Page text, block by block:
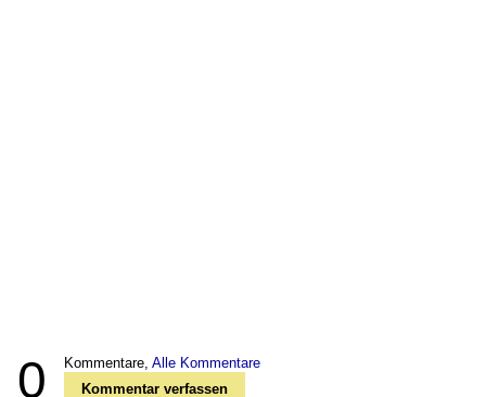
0 Kommentare, Alle Kommentare
Kommentar verfassen